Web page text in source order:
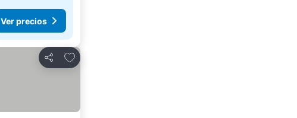
Ver precios
Compartir
Añadir a favoritos